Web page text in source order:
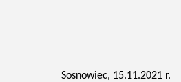
Sosnowiec, 15.11.2021 r.